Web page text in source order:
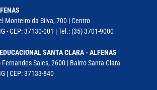
Monteiro da Silva, 700 | Centro
- CEP: 37130-001 | Tel.: (35) 3701-9000
SANTA CLARA - ALFENAS
Sales, 2600 | Bairro Santa Clara
| CEP: 37133-840